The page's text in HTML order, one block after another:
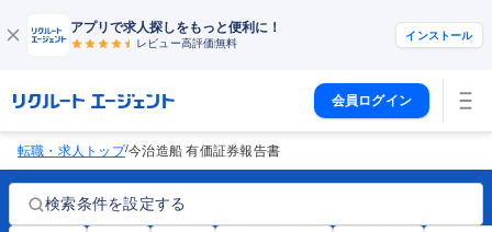
アプリで求人探しをもっと便利に！
レビュー高評価無料
インストール
会員ログイン
転職・求人トップ/今治造船 有価証券報告書
検索条件を設定する